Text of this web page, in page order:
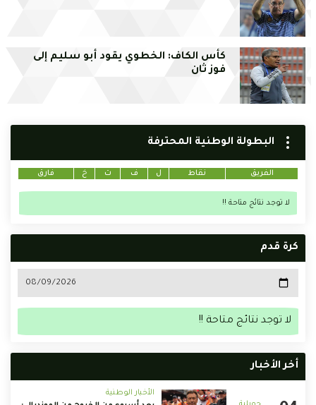
كأس الكاف: الخطوي يقود أبو سليم إلى
فوز ثان
البطولة الوطنية المحترفة
الفريق نقاط ل ف ت خ فارق
لا توجد نتائج متاحة !!
كرة قدم
لا توجد نتائج متاحة !!
أخر الأخبار
الأخبار الوطنية